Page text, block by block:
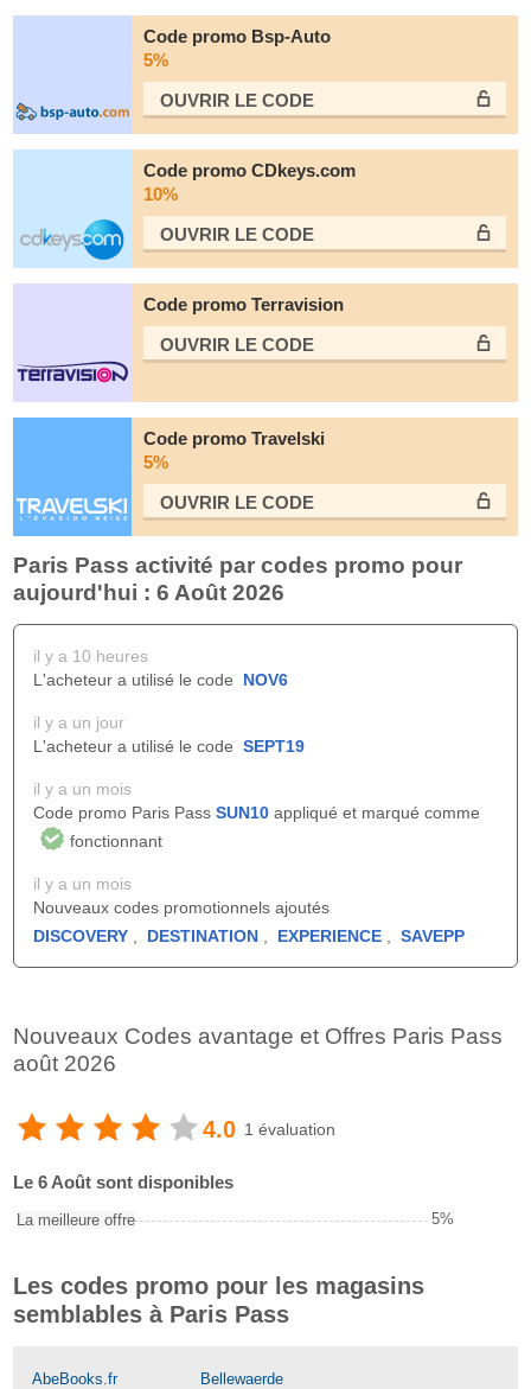
Code promo Bsp-Auto
5%
OUVRIR LE СODE
Code promo CDkeys.com
10%
OUVRIR LE СODE
Code promo Terravision
OUVRIR LE СODE
Code promo Travelski
5%
OUVRIR LE СODE
Paris Pass activité par codes promo pour
aujourd'hui : 6 Août 2026
il y a 10 heures
L'acheteur a utilisé le code NOV6
il y a un jour
L'acheteur a utilisé le code SEPT19
il y a un mois
Code promo Paris Pass SUN10 appliqué et marqué comme
fonctionnant
il y a un mois
Nouveaux codes promotionnels ajoutés
DISCOVERY
DESTINATION EXPERIENCE SAVEPP
Nouveaux Codes avantage et Offres Paris Pass
août 2026
4.0 1 évaluation
Le 6 Août sont disponibles
La meilleure offre 5%
Les codes promo pour les magasins
semblables à Paris Pass
AbeBooks.fr
Bellewaerde